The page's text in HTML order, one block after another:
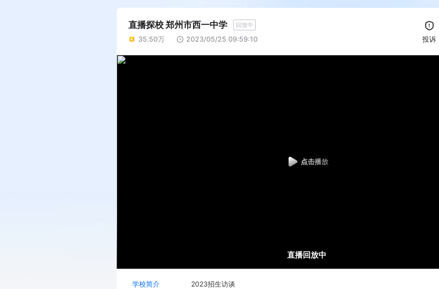
直播探校 郑州市西一中学 回放中
35.50万 2023/05/25 09:59:10 投诉
点击播放
直播回放中
学校简介 2023招生访谈